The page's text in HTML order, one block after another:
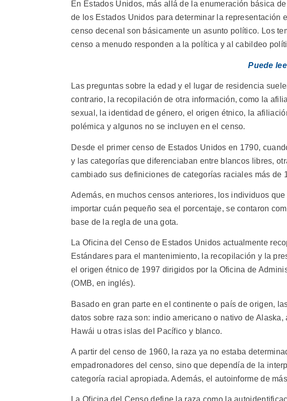
En Estados Unidos, más allá de la enumeración básica
de los Estados Unidos para determinar la representación
censo decenal son básicamente un asunto político. Los
censo a menudo responden a la política y al cabildeo
Puede
Las preguntas sobre la edad y el lugar de residencia
contrario, la recopilación de otra información, como la
sexual, la identidad de género, el origen étnico, la
polémica y algunos no se incluyen en el censo.
Desde el primer censo de Estados Unidos en 1790,
y las categorías que diferenciaban entre blancos libres,
cambiado sus definiciones de categorías raciales más de
Además, en muchos censos anteriores, los individuos
importar cuán pequeño sea el porcentaje, se contaron
base de la regla de una gota.
La Oficina del Censo de Estados Unidos actualmente
Estándares para el mantenimiento, la recopilación y la
el origen étnico de 1997 dirigidos por la Oficina de
(OMB, en inglés).
Basado en gran parte en el continente o país de origen,
datos sobre raza son: indio americano o nativo de
Hawái u otras islas del Pacífico y blanco.
A partir del censo de 1960, la raza ya no estaba
empadronadores del censo, sino que dependía de la
categoría racial apropiada. Además, el autoinforme de